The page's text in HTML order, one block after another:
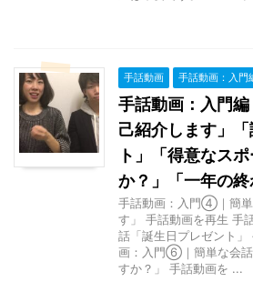
手話動画 手話動画：入門
手話動画：入門
己紹介します」
ト」「得意なス
か？」「一年の終
手話動画：入門④｜簡単
す」 手話動画を再生
話「誕生日プレゼント
画：入門⑥｜簡単な会
すか？」 手話動画を ...